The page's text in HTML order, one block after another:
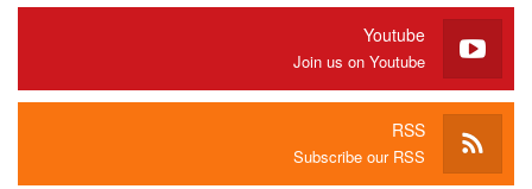
Youtube
Join us on Youtube
RSS
Subscribe our RSS